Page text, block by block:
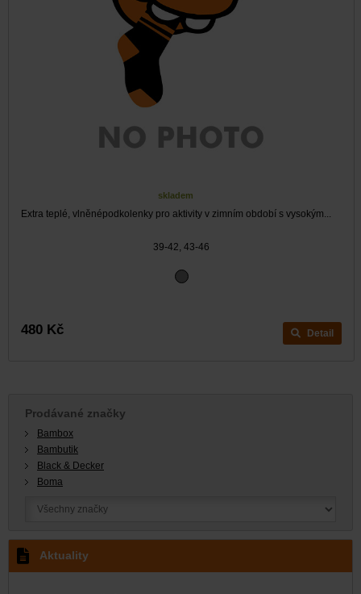
skladem
Extra teplé, vlněnépodkolenky pro aktivity v zimním období s vysokým...
39-42, 43-46
480 Kč Detail
Prodávané značky
Bambox
Bambutik
Black & Decker
Boma
Aktuality